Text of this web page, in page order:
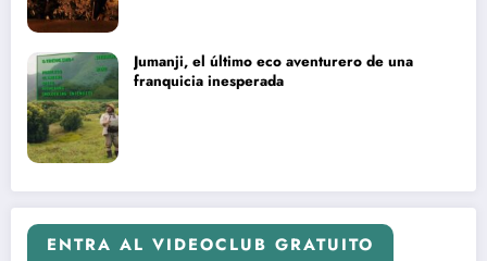
Jumanji, el último eco aventurero de una
franquicia inesperada
ENTRA AL VIDEOCLUB GRATUITO